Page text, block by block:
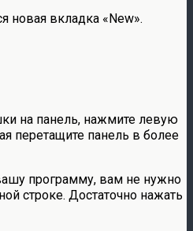
новая вкладка «New».
на панель, нажмите левую
перетащите панель в более
программу, вам не нужно
строке. Достаточно нажать